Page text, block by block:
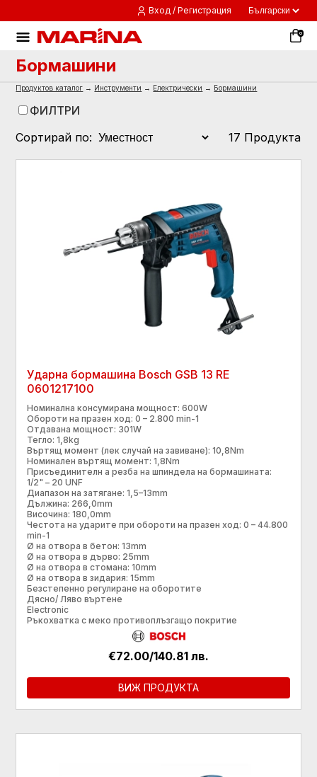
Вход / Регистрация
0
Бормашини
Продуктов каталог → Инструменти → Електрически → Бормашини
ФИЛТРИ
Сортирай по:
17 Продукта
Ударна бормашина Bosch GSB 13 RE
0601217100
Номинална консумирана мощност: 600W
Обороти на празен ход: 0 – 2.800 min-1
Отдавана мощност: 301W
Тегло: 1,8kg
Въртящ момент (лек случай на завиване): 10,8Nm
Номинален въртящ момент: 1,8Nm
Присъединителн а резба на шпиндела на бормашината:
1/2" – 20 UNF
Диапазон на затягане: 1,5–13mm
Дължина: 266,0mm
Височина: 180,0mm
Честота на ударите при обороти на празен ход: 0 – 44.800
min-1
Ø на отвора в бетон: 13mm
Ø на отвора в дърво: 25mm
Ø на отвора в стомана: 10mm
Ø на отвора в зидария: 15mm
Безстепенно регулиране на оборотите
Дясно/ Ляво въртене
Electronic
Ръкохватка с меко противоплъзгащо покритие
€72.00/140.81 лв.
ВИЖ ПРОДУКТА